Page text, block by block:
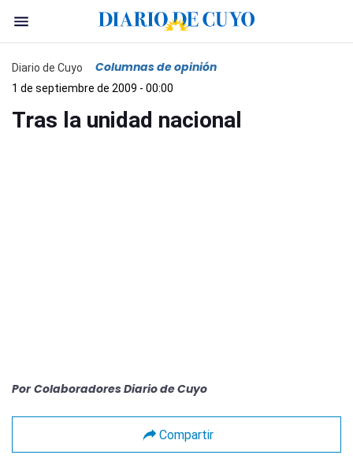
Diario de Cuyo Columnas de opinión
1 de septiembre de 2009 - 00:00
Tras la unidad nacional
Por Colaboradores Diario de Cuyo
Compartir